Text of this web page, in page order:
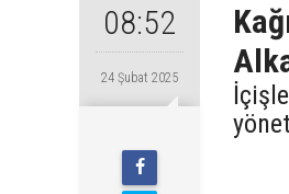
08:52
24 Şubat 2025